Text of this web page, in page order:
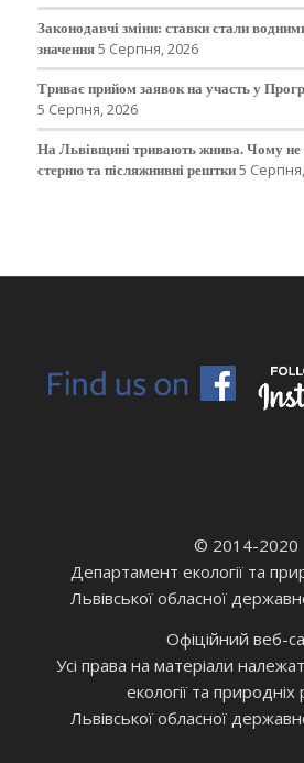
Законодавчі зміни: ставки стали
значення5 Серпня, 2026
Триває прийом заявок на участь у
5 Серпня, 2026
На Львівщині тривають жнива. Чому
стерню та післяжнивні рештки5
© 2014-2020
Департамент екології та
Львівської обласної
Офіційний веб-
Усі права на матеріали
екології та природніх
Львівської обласної